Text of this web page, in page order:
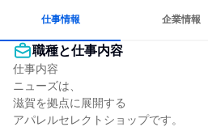
仕事情報 企業情報
職種と仕事内容
仕事内容
ニューズは、
滋賀を拠点に展開する
アパレルセレクトショップです。